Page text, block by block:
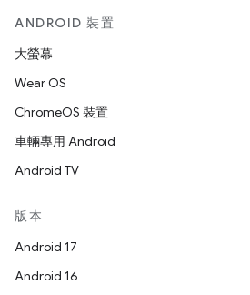
ANDROID 裝置
大螢幕
Wear OS
ChromeOS 裝置
車輛專用 Android
Android TV
版本
Android 17
Android 16